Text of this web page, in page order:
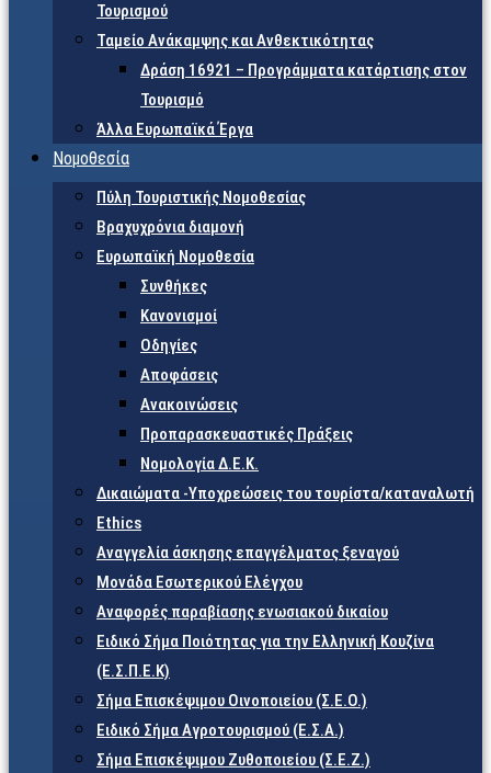
Τουρισμού
Ταμείο Ανάκαμψης και Ανθεκτικότητας
Δράση 16921 – Προγράμματα κατάρτισης στον
Τουρισμό
Άλλα Ευρωπαϊκά Έργα
Νομοθεσία
Πύλη Τουριστικής Νομοθεσίας
Βραχυχρόνια διαμονή
Ευρωπαϊκή Νομοθεσία
Συνθήκες
Κανονισμοί
Οδηγίες
Αποφάσεις
Ανακοινώσεις
Προπαρασκευαστικές Πράξεις
Νομολογία Δ.Ε.Κ.
Δικαιώματα -Υποχρεώσεις του τουρίστα/καταναλωτή
Ethics
Αναγγελία άσκησης επαγγέλματος ξεναγού
Μονάδα Εσωτερικού Ελέγχου
Αναφορές παραβίασης ενωσιακού δικαίου
Ειδικό Σήμα Ποιότητας για την Ελληνική Κουζίνα
(Ε.Σ.Π.Ε.Κ)
Σήμα Επισκέψιμου Οινοποιείου (Σ.Ε.Ο.)
Ειδικό Σήμα Αγροτουρισμού (Ε.Σ.Α.)
Σήμα Επισκέψιμου Ζυθοποιείου (Σ.Ε.Ζ.)